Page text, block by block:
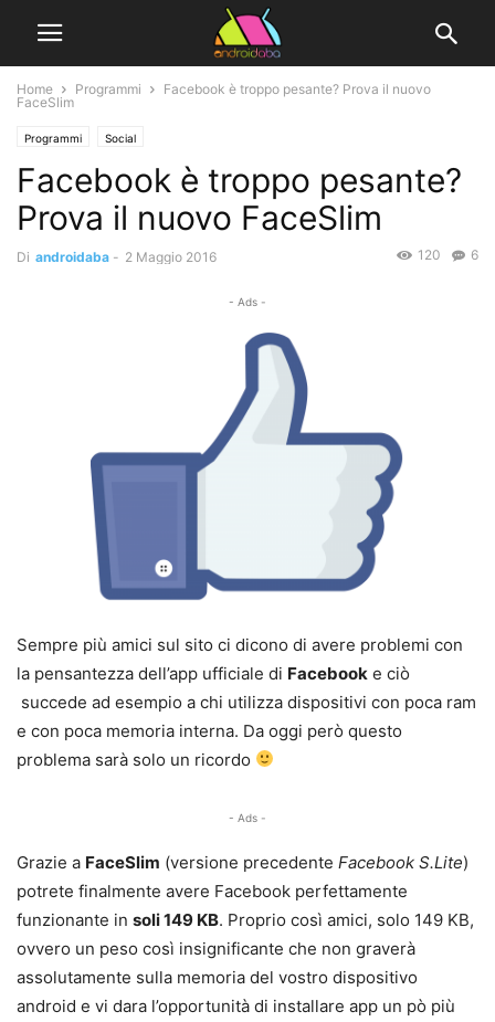
Home Programmi
Facebook è troppo pesante? Prova il nuovo
FaceSlim
Programmi Social
Facebook è troppo pesante?
Prova il nuovo FaceSlim
Di androidaba - 2 Maggio 2016 6
120
- Ads -
Sempre più amici sul sito ci dicono di avere problemi con
la pensantezza dell’app ufficiale di Facebook e ciò
succede ad esempio a chi utilizza dispositivi con poca ram
e con poca memoria interna. Da oggi però questo
problema sarà solo un ricordo
- Ads -
Grazie a FaceSlim (versione precedente Facebook S.Lite)
potrete finalmente avere Facebook perfettamente
funzionante in soli 149 KB. Proprio così amici, solo 149 KB,
ovvero un peso così insignificante che non graverà
assolutamente sulla memoria del vostro dispositivo
android e vi dara l’opportunità di installare app un pò più